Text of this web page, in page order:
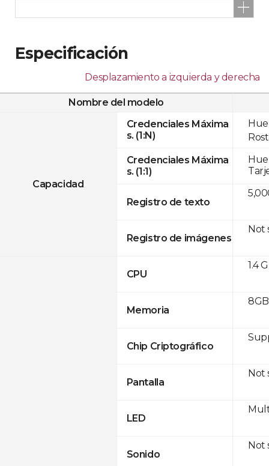
Especificación
Desplazamiento a izquierda y derecha
Nombre del modelo
Capacidad
Credenciales Máxima
s. (1:N)
Credenciales Máxima
s. (1:1)
Registro de texto
Registro de imágenes
CPU
Memoria
Chip Criptográfico
Pantalla
LED
Sonido
Not
1.4
Not
Not